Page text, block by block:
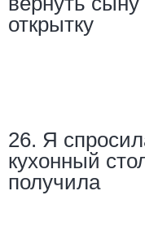
открытку
26. Я
кухонный
получила